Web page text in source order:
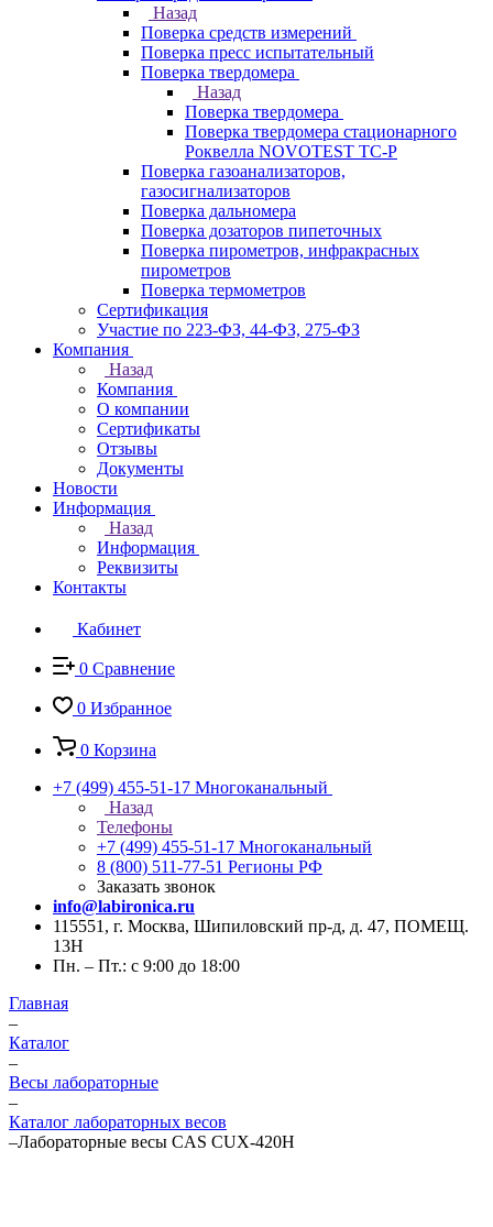
Назад
Поверка средств измерений
Поверка пресс испытательный
Поверка твердомера
Назад
Поверка твердомера
Поверка твердомера стационарного
Роквелла NOVOTEST TС-Р
Поверка газоанализаторов,
газосигнализаторов
Поверка дальномера
Поверка дозаторов пипеточных
Поверка пирометров, инфракрасных
пирометров
Поверка термометров
Сертификация
Участие по 223-ФЗ, 44-ФЗ, 275-ФЗ
Компания
Назад
Компания
О компании
Сертификаты
Отзывы
Документы
Новости
Информация
Назад
Информация
Реквизиты
Контакты
Кабинет
0 Сравнение
0 Избранное
0 Корзина
+7 (499) 455-51-17 Многоканальный
Назад
Телефоны
+7 (499) 455-51-17 Многоканальный
8 (800) 511-77-51 Регионы РФ
Заказать звонок
info@labironica.ru
115551, г. Москва, Шипиловский пр-д, д. 47, ПОМЕЩ.
13Н
Пн. – Пт.: с 9:00 до 18:00
Главная
–
Каталог
–
Весы лабораторные
–
Каталог лабораторных весов
–Лабораторные весы CAS CUX-420H